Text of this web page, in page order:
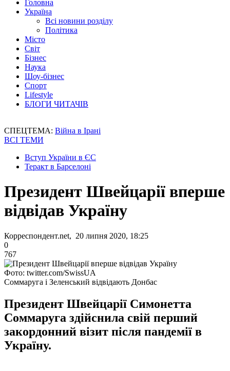
Головна
Україна
Всі новини розділу
Політика
Місто
Світ
Бізнес
Наука
Шоу-бізнес
Спорт
Lifestyle
БЛОГИ ЧИТАЧІВ
СПЕЦТЕМА: Війна в Ірані
ВСІ ТЕМИ
Вступ України в ЄС
Теракт в Барселоні
Президент Швейцарії вперше
відвідав Україну
Корреспондент.net, 20 липня 2020, 18:25
0
767
Фото: twitter.com/SwissUA
Соммаруга і Зеленський відвідають Донбас
Президент Швейцарії Симонетта
Соммаруга здійснила свій перший
закордонний візит після пандемії в
Україну.